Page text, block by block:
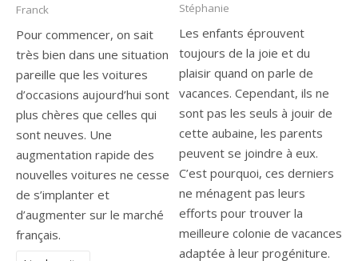
Franck
Pour commencer, on sait
très bien dans une situation
pareille que les voitures
d’occasions aujourd’hui sont
plus chères que celles qui
sont neuves. Une
augmentation rapide des
nouvelles voitures ne cesse
de s’implanter et
d’augmenter sur le marché
français.
Stéphanie
Les enfants éprouvent
toujours de la joie et du
plaisir quand on parle de
vacances. Cependant, ils ne
sont pas les seuls à jouir de
cette aubaine, les parents
peuvent se joindre à eux.
C’est pourquoi, ces derniers
ne ménagent pas leurs
efforts pour trouver la
meilleure colonie de vacances
adaptée à leur progéniture.